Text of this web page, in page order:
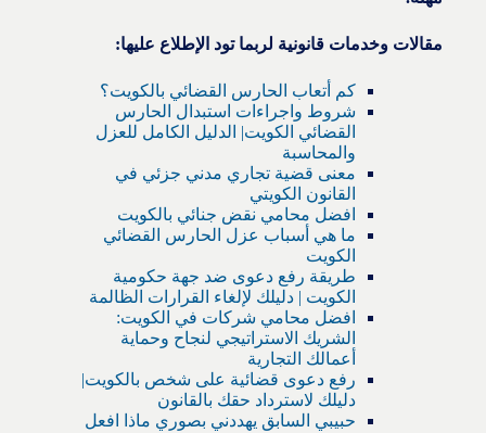
مقالات وخدمات قانونية لربما تود الإطلاع عليها:
كم أتعاب الحارس القضائي بالكويت؟
شروط واجراءات استبدال الحارس
القضائي الكويت| الدليل الكامل للعزل
والمحاسبة
معنى قضية تجاري مدني جزئي في
القانون الكويتي
افضل محامي نقض جنائي بالكويت
ما هي أسباب عزل الحارس القضائي
الكويت
طريقة رفع دعوى ضد جهة حكومية
الكويت | دليلك لإلغاء القرارات الظالمة
افضل محامي شركات في الكويت:
الشريك الاستراتيجي لنجاح وحماية
أعمالك التجارية
رفع دعوى قضائية على شخص بالكويت|
دليلك لاسترداد حقك بالقانون
حبيبي السابق يهددني بصوري ماذا افعل